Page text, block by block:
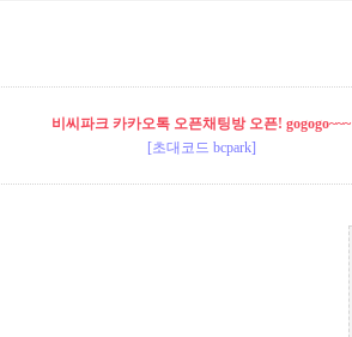
비씨파크 카카오톡 오픈채팅방 오픈! gogogo~~~
[초대코드 bcpark]